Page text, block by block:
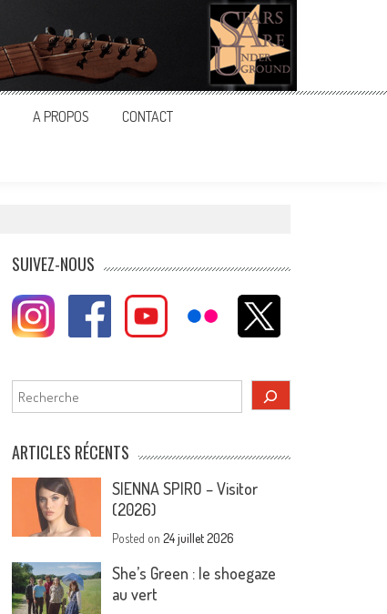
A PROPOS CONTACT
SUIVEZ-NOUS
Rechercher
ARTICLES RÉCENTS
SIENNA SPIRO – Visitor
(2026)
Posted on24 juillet 2026
She’s Green : le shoegaze
au vert